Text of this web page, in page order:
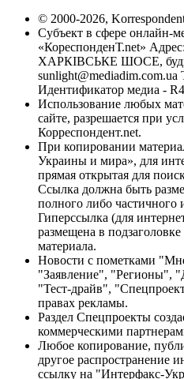
© 2000-2026,
Субъект в сфере онлайн-
«КореспонденТ.net»
ХАРКІВСЬКЕ ШОСЕ,
sunlight@mediadim.com.ua
Идентификатор медиа -
Использование любых
сайте, разрешается при
Корреспондент.net.
При копировании
Украины и мира», для
прямая открытая для
Ссылка должна быть
полного либо частичного
Гиперссылка (для
размещена в
материала.
Новости с пометками
"Заявление", "Регионы",
"Тест-драйв",
правах рекламы.
Раздел Спецпроекты
коммерческими
Любое копирование,
другое распространение
ссылку на "Интерфакс-